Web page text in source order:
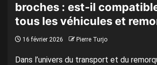
broches : est-il
tous les véhicules et
16 février 2026 Pierre Turjo
Dans l’univers du transport et du